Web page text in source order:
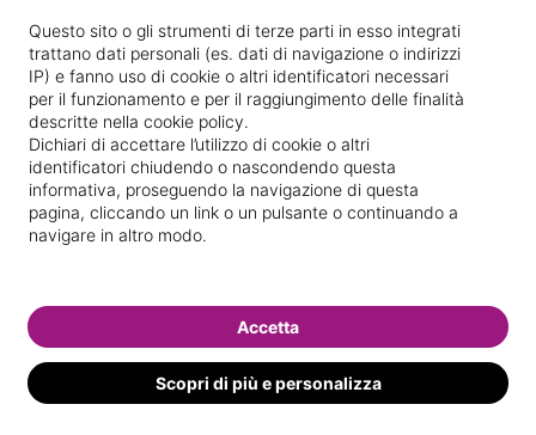
Diplomatapresso la scuolaConsorzio
per la formazione pProfessionale di
Forlìnel25/02/2002
Vedi le informazioni di Azzurra
Questo sito o gli strumenti di terze parti in esso integrati
trattano dati personali (es. dati di navigazione o indirizzi
IP) e fanno uso di cookie o altri identificatori necessari
per il funzionamento e per il raggiungimento delle finalità
descritte nella cookie policy.
Dichiari di accettare l’utilizzo di cookie o altri
identificatori chiudendo o nascondendo questa
informativa, proseguendo la navigazione di questa
pagina, cliccando un link o un pulsante o continuando a
navigare in altro modo.
Scopri di più e personalizza
Accetta